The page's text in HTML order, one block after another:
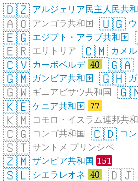
🇩🇿 アルジェリア民主人民共
🇦🇴 アンゴラ共和国 🇺🇬
🇪🇬 エジプト・アラブ共和国
🇪🇷 エリトリア 🇨🇲 カメ
🇨🇻 カーボベルデ 40 🇬🇦
🇬🇲 ガンビア共和国 🇬🇭
🇬🇼 ギニアビサウ共和国
🇰🇪 ケニア共和国 77
🇰🇲 コモロ・イスラム連邦共
🇨🇬 コンゴ共和国 🇨🇩 コ
🇸🇹 サントメ プリンシペ
🇿🇲 ザンビア共和国 151
🇸🇱 シエラレオネ 40 🇩🇯